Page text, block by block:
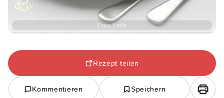
Foto: Leila
Rezept teilen
Kommentieren Speichern